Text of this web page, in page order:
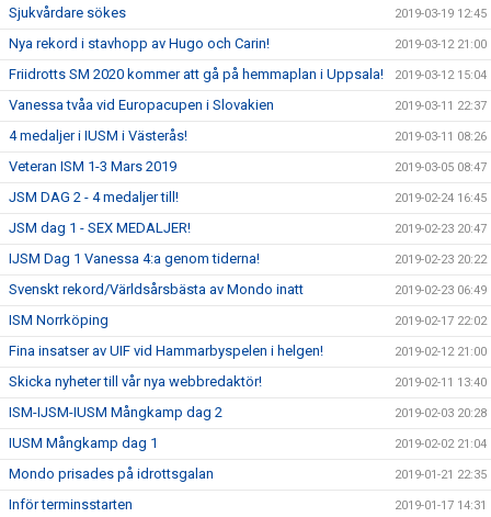
Sjukvårdare sökes 2019-03-19 12:45
Nya rekord i stavhopp av Hugo och Carin! 2019-03-12 21:00
Friidrotts SM 2020 kommer att gå på hemmaplan i Uppsala! 2019-03-12 15:04
Vanessa tvåa vid Europacupen i Slovakien 2019-03-11 22:37
4 medaljer i IUSM i Västerås! 2019-03-11 08:26
Veteran ISM 1-3 Mars 2019 2019-03-05 08:47
JSM DAG 2 - 4 medaljer till! 2019-02-24 16:45
JSM dag 1 - SEX MEDALJER! 2019-02-23 20:47
IJSM Dag 1 Vanessa 4:a genom tiderna! 2019-02-23 20:22
Svenskt rekord/Världsårsbästa av Mondo inatt 2019-02-23 06:49
ISM Norrköping 2019-02-17 22:02
Fina insatser av UIF vid Hammarbyspelen i helgen! 2019-02-12 21:00
Skicka nyheter till vår nya webbredaktör! 2019-02-11 13:40
ISM-IJSM-IUSM Mångkamp dag 2 2019-02-03 20:28
IUSM Mångkamp dag 1 2019-02-02 21:04
Mondo prisades på idrottsgalan 2019-01-21 22:35
Inför terminsstarten 2019-01-17 14:31